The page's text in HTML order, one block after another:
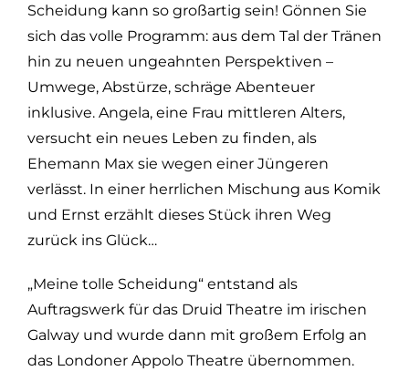
Scheidung kann so großartig sein! Gönnen Sie
sich das volle Programm: aus dem Tal der Tränen
hin zu neuen ungeahnten Perspektiven –
Umwege, Abstürze, schräge Abenteuer
inklusive. Angela, eine Frau mittleren Alters,
versucht ein neues Leben zu finden, als
Ehemann Max sie wegen einer Jüngeren
verlässt. In einer herrlichen Mischung aus Komik
und Ernst erzählt dieses Stück ihren Weg
zurück ins Glück…
„Meine tolle Scheidung“ entstand als
Auftragswerk für das Druid Theatre im irischen
Galway und wurde dann mit großem Erfolg an
das Londoner Appolo Theatre übernommen.